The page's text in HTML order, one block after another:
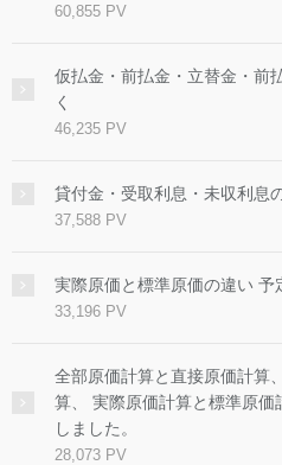
60,855 PV
仮払金・前払金・立替金・前
く
46,235 PV
貸付金・受取利息・未収利息
37,588 PV
実際原価と標準原価の違い 予
33,196 PV
全部原価計算と直接原価計算
算、 実際原価計算と標準原
しました。
28,073 PV